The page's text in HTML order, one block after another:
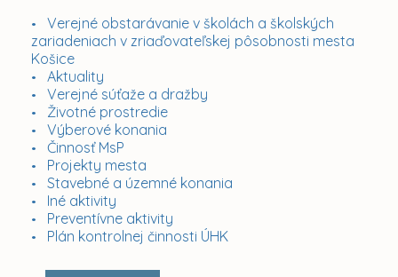
Verejné obstarávanie v školách a školských
zariadeniach v zriaďovateľskej pôsobnosti mesta
Košice
Aktuality
Verejné súťaže a dražby
Životné prostredie
Výberové konania
Činnosť MsP
Projekty mesta
Stavebné a územné konania
Iné aktivity
Preventívne aktivity
Plán kontrolnej činnosti ÚHK